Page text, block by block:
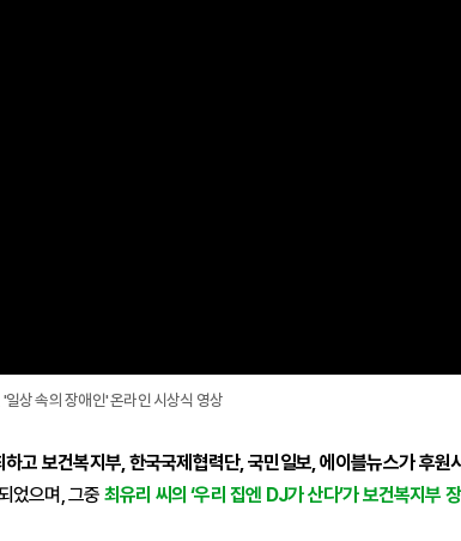
상 속의 장애인' 온라인 시상식 영상
고 보건복지부, 한국국제협력단, 국민일보, 에이블뉴스가 후원
었으며, 그중 최유리 씨의 ‘우리 집엔 DJ가 산다’가 보건복지부